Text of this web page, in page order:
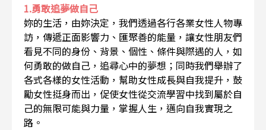
1.勇敢追夢做自己
妳的生活，由妳決定，我們透過各行各業女性人物專
訪，傳遞正面影響力、匯聚善的能量，讓女性朋友們
看見不同的身份、背景、個性、條件與際遇的人，如
何勇敢的做自己，追尋心中的夢想；同時我們舉辦了
各式各樣的女性活動，幫助女性成長與自我提升，鼓
勵女性挺身而出，促使女性從交流學習中找到屬於自
己的無限可能與力量，掌握人生，邁向自我實現之
路。